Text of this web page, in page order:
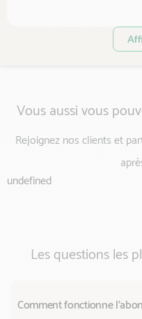
Vous aussi vous
Rejoignez nos clients et
undefined
Les questions les
Comment fonctionne